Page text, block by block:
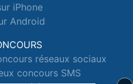
iPhone
Android
réseaux sociaux
concours SMS